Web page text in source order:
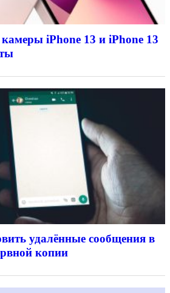
iPhone 13 и iPhone 13
удалённые сообщения в
копии